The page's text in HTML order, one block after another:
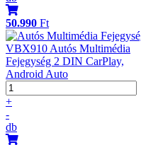
50.990 Ft
VBX910 Autós Multimédia
Fejegység 2 DIN CarPlay,
Android Auto
+
-
db